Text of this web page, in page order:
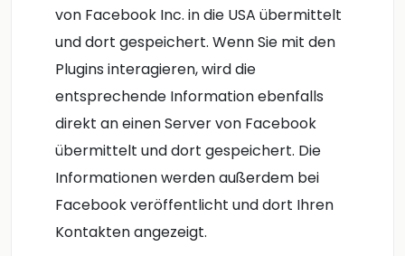
von Facebook Inc. in die USA übermittelt
und dort gespeichert. Wenn Sie mit den
Plugins interagieren, wird die
entsprechende Information ebenfalls
direkt an einen Server von Facebook
übermittelt und dort gespeichert. Die
Informationen werden außerdem bei
Facebook veröffentlicht und dort Ihren
Kontakten angezeigt.